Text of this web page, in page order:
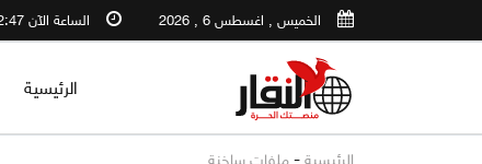
الخميس , اغسطس 6 , 2026 الساعة الآن 12:47 AM
الرئيسية
-